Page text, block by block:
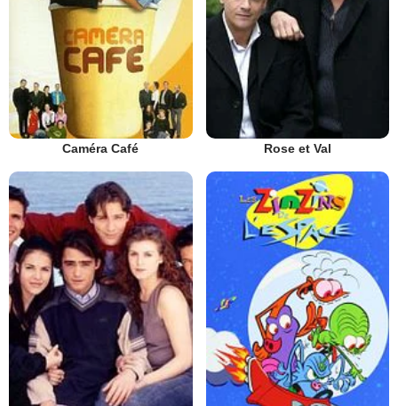
Caméra Café Rose et Val